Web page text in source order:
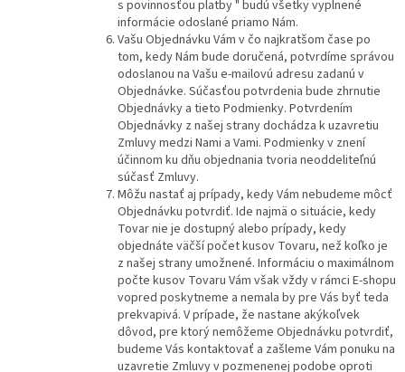
s povinnosťou platby " budú všetky vyplnené
informácie odoslané priamo Nám.
Vašu Objednávku Vám v čo najkratšom čase po
tom, kedy Nám bude doručená, potvrdíme správou
odoslanou na Vašu e-mailovú adresu zadanú v
Objednávke. Súčasťou potvrdenia bude zhrnutie
Objednávky a tieto Podmienky. Potvrdením
Objednávky z našej strany dochádza k uzavretiu
Zmluvy medzi Nami a Vami. Podmienky v znení
účinnom ku dňu objednania tvoria neoddeliteľnú
súčasť Zmluvy.
Môžu nastať aj prípady, kedy Vám nebudeme môcť
Objednávku potvrdiť. Ide najmä o situácie, kedy
Tovar nie je dostupný alebo prípady, kedy
objednáte väčší počet kusov Tovaru, než koľko je
z našej strany umožnené. Informáciu o maximálnom
počte kusov Tovaru Vám však vždy v rámci E-shopu
vopred poskytneme a nemala by pre Vás byť teda
prekvapivá. V prípade, že nastane akýkoľvek
dôvod, pre ktorý nemôžeme Objednávku potvrdiť,
budeme Vás kontaktovať a zašleme Vám ponuku na
uzavretie Zmluvy v pozmenenej podobe oproti